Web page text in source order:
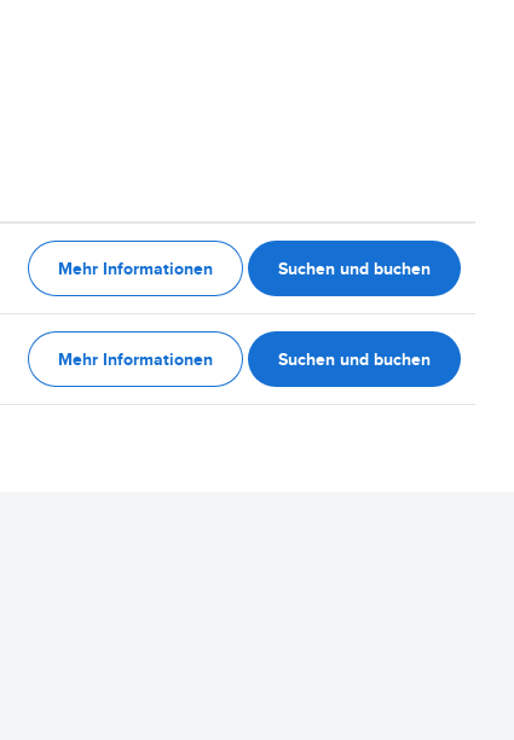
Mehr Informationen Suchen und buchen
Mehr Informationen Suchen und buchen